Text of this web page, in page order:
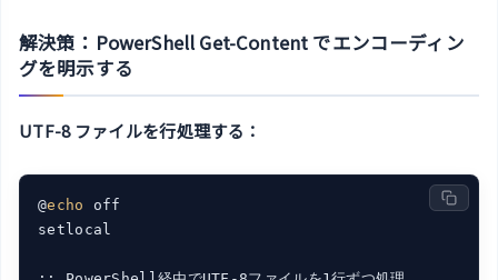
解決策：PowerShell Get-Content でエンコーディン
グを明示する
UTF-8 ファイルを行処理する：
@echo
off
setlocal